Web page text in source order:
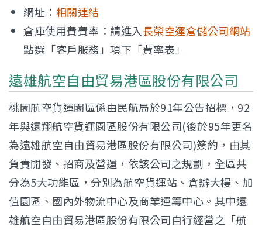
網址： 相關連結
倉庫使用費費率：請進入長榮空運倉儲公司網站
點選「客戶服務」項下「費率表」
遠雄航空自由貿易港區股份有限公司
桃園航空貨運園區係由民航局於91年公告招標，92
年與遠翔航空貨運園區股份有限公司(後於95年更名
為遠雄航空自由貿易港區股份有限公司)簽約，由其
負責開發、招商及營運，依該公司之規劃，全區共
分為5大功能區，分別為航空貨運站、倉辦大樓、加
值園區、國內外物流中心及商業運籌中心。其中遠
雄航空自由貿易港區股份有限公司自行經營之「航